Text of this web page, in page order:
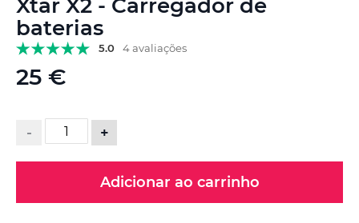
Xtar X2 - Carregador de
baterias
5.0 4 avaliações
25 €
- +
Adicionar ao carrinho
para
o
início
da
Galeria
de